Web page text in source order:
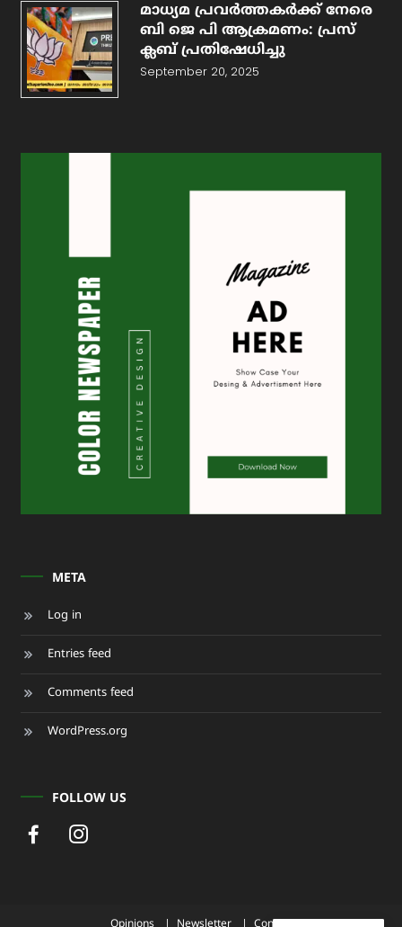
മാധ്യമ പ്രവർത്തകർക്ക് നേരെ
ബി ജെ പി ആക്രമണം: പ്രസ്
ക്ലബ് പ്രതിഷേധിച്ചു
September 20, 2025
META
Log in
Entries feed
Comments feed
WordPress.org
FOLLOW US